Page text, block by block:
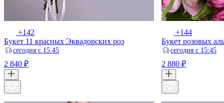
+142
Букет 11 красных Эквадорских роз
ceгодня с 15:45
2 840 ₽
+144
Букет розовых
ceгодня с 15:45
2 880 ₽